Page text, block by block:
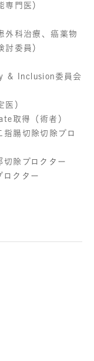
専門医）
外科治療、癌薬物
討委員）
& Inclusion委員会
医）
取得（術者）
腸切除切除プロ
除プロクター
ロクター